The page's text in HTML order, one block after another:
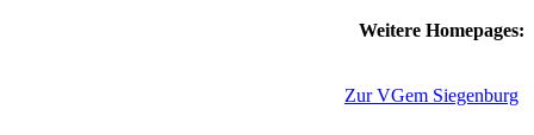
Weitere Homepages:
Zur VGem Siegenburg